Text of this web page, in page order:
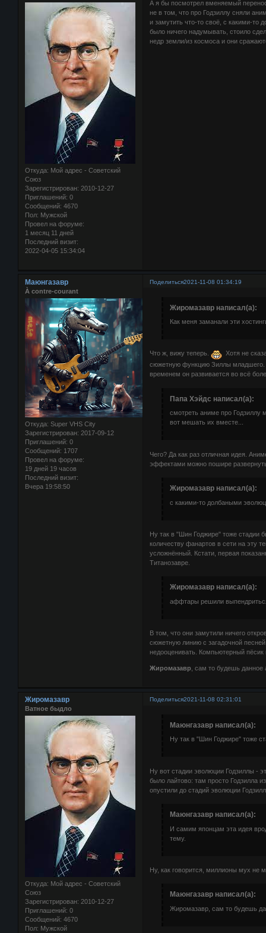
Откуда: Мой адрес - Советский
Союз
Зарегистрирован: 2010-12-27
Приглашений: 0
Сообщений: 4670
Пол: Мужской
Провел на форуме:
1 месяц 11 дней
Последний визит:
2022-04-05 15:34:04
А я бы посмотрел вменяемый
не в том, что про Годзиллу сняли
и замутить что-то своё, с какими-
было ничего надумывать, стоило
недр земли/из космоса и они
Поделиться2021-11-08 01:34:19
Маюнгазавр
À contre-courant
Откуда: Super VHS City
Зарегистрирован: 2017-09-12
Приглашений: 0
Сообщений: 1707
Провел на форуме:
19 дней 19 часов
Последний визит:
Вчера 19:58:50
Жиромазавр написал(а):
Как меня заманали эти
Что ж, вижу теперь.
Хотя не
сюжетную функцию Зиллы младшего.
временем он развивается во всё
Папа Хэйдс написал(а):
смотреть аниме про Годзиллу
вот мешать их вместе...
Чего? Да как раз отличная идея.
эффектами можно пошире
Жиромазавр написал(а):
с какими-то долбаными
Ну так в "Шин Годжире" тоже стадии
количеству фанартов в сети на эту
усложнённый. Кстати, первая
Титанозавре.
Жиромазавр написал(а):
аффтары решили
В том, что они замутили ничего
сюжетную линию с загадочной песней
недооценивать. Компьютерный пёсик
Жиромазавр , сам то будешь
Поделиться2021-11-08 02:31:01
Жиромазавр
Ватное быдло
Откуда: Мой адрес - Советский
Союз
Зарегистрирован: 2010-12-27
Приглашений: 0
Сообщений: 4670
Пол: Мужской
Маюнгазавр написал(а):
Ну так в "Шин Годжире" тоже
Ну вот стадии эволюции Годзиллы -
было лайтово: там просто Годзилла
опустили до стадий эволюции
Маюнгазавр написал(а):
И самим японцам эта идея
тему.
Ну, как говорится, миллионы мух не
Маюнгазавр написал(а):
Жиромазавр, сам то будешь